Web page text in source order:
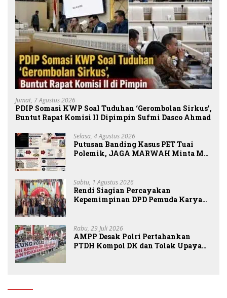
Jumat, 7 Agustus 2026
PDIP Somasi KWP Soal Tuduhan ‘Gerombolan Sirkus’,
Buntut Rapat Komisi II Dipimpin Sufmi Dasco Ahmad
Selasa, 4 Agustus 2026
Putusan Banding Kasus PET Tuai
Polemik, JAGA MARWAH Minta MA
Sabtu, 1 Agustus 2026
Rendi Siagian Percayakan
Kepemimpinan DPD Pemuda Karya
Rabu, 29 Juli 2026
AMPP Desak Polri Pertahankan
PTDH Kompol DK dan Tolak Upaya